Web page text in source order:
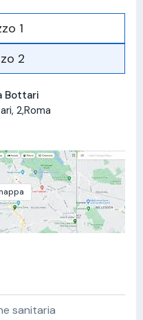
1
2
Bottari
2,Roma
sanitaria